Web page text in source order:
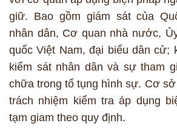
giữ. Bao gồm giám sát của
nhân dân, Cơ quan nhà nước,
quốc Việt Nam, đại biểu dân cử;
kiểm sát nhân dân và sự tham
chữa trong tố tụng hình sự. Cơ
trách nhiệm kiểm tra áp dụng
tạm giam theo quy định.